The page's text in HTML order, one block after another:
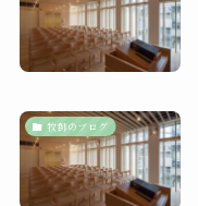
牧師のブログ